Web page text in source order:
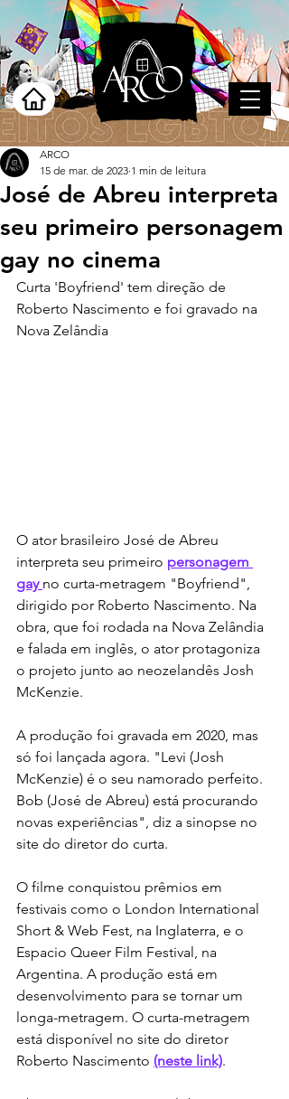
José de Abreu interpreta
seu primeiro personagem
gay no cinema
ARCO
15 de mar. de 2023 1 min de leitura
Curta 'Boyfriend' tem direção de
Roberto Nascimento e foi gravado na
Nova Zelândia
O ator brasileiro José de Abreu
interpreta seu primeiro personagem
gay no curta-metragem "Boyfriend",
dirigido por Roberto Nascimento. Na
obra, que foi rodada na Nova Zelândia
e falada em inglês, o ator protagoniza
o projeto junto ao neozelandês Josh
McKenzie.
A produção foi gravada em 2020, mas
só foi lançada agora. "Levi (Josh
McKenzie) é o seu namorado perfeito.
Bob (José de Abreu) está procurando
novas experiências", diz a sinopse no
site do diretor do curta.
O filme conquistou prêmios em
festivais como o London International
Short & Web Fest, na Inglaterra, e o
Espacio Queer Film Festival, na
Argentina. A produção está em
desenvolvimento para se tornar um
longa-metragem. O curta-metragem
está disponível no site do diretor
Roberto Nascimento (neste link).